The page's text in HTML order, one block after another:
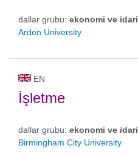
dallar grubu: ekonomi ve idari
Arden University
EN
İşletme
dallar grubu: ekonomi ve idari
Birmingham City University